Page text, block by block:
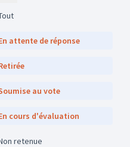
Tout
En attente de réponse
Retirée
Soumise au vote
En cours d'évaluation
Non retenue